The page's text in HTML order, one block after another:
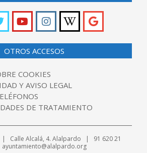
OTROS ACCESOS
COOKIES
Y AVISO LEGAL
DE TRATAMIENTO
Calle Alcalá, 4. Alalpardo | 91 620 21